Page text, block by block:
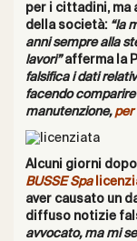
per i cittadini, ma
della società: “la
anni sempre alla
lavori”afferma la
falsifica i dati
facendo
manutenzione, per
Alcuni giorni dopo
BUSSE Spa
aver causato un
diffuso notizie
avvocato, ma mi